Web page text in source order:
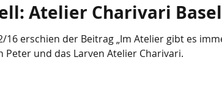
Atelier Charivari Basel
16 erschien der Beitrag „Im Atelier gibt es
Peter und das Larven Atelier Charivari.